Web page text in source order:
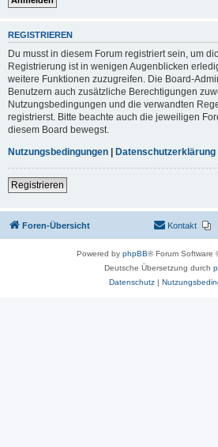
REGISTRIEREN
Du musst in diesem Forum registriert sein, um
Registrierung ist in wenigen Augenblicken
weitere Funktionen zuzugreifen. Die Board-
Benutzern auch zusätzliche Berechtigungen
Nutzungsbedingungen und die verwandten
registrierst. Bitte beachte auch die jeweiligen
diesem Board bewegst.
Nutzungsbedingungen | Datenschutzerklärung
Registrieren
Foren-Übersicht Kontakt
Powered by phpBB® Forum Software
Deutsche Übersetzung durch
Datenschutz|